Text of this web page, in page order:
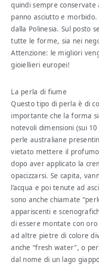
quindi sempre
panno asciutto e
dalla Polinesia. Sul posto
tutte le forme, sia nei
Attenzione: le migliori
gioiellieri europei!
La perla di fiume
Questo tipo di perla è di
importante che la forma
notevoli dimensioni (sui
perle australiane
vietato mettere il
dopo aver applicato la
opacizzarsi. Se capita,
l’acqua e poi tenute ad
sono anche chiamate
appariscenti e
di essere montate con
ad altre pietre di colore
anche “fresh water”, o
dal nome di un lago